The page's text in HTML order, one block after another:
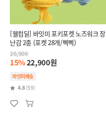
[웰컴딜] 바잇미 포키포켓 노즈워크 장
난감 2종 (포켓 28개/삑삑)
26,900
15%22,900원
바잇미배송
4.8 (59)